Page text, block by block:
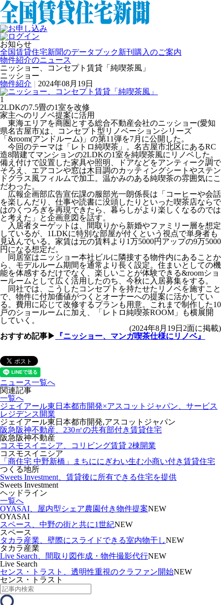
お知らせ
全国賃貸住宅新聞のデータブック新刊購入のご案内
物件紹介のニュース
ニッショー、コンセプト賃貸「純喫茶風」
ニッショー
物件紹介 | 2024年08月19日
1
2LDKの7.5畳の1室を改修
家主へのリノベ提案に活用
東海エリアを商圏とする総合不動産会社のニッショー(愛知
県名古屋市)は、コンセプト型リノベーションシリーズ
「&room(アンドルーム)」の第11弾を7月に公開した。
今回のテーマは「レトロ純喫茶」。名古屋市北区にあるRC
造8階建てマンションの2LDKの1室を純喫茶風にリノベした。
備え付けで設置した家具や照明、ドアなどをアンティーク調で
そろえ、エアコンや窓は木目調のカッティングシートやステン
ドグラス風フィルムで加工。温かみのある純喫茶の雰囲気にこ
だわった。
広報企画部広告宣伝課の服部光一朗係長は「コーヒーや会話
を楽しんだり、仕事や読書に没頭したりといった喫茶店ならで
はのくつろぎを再現できたら、暮らしがより楽しくなるのでは
と考えた」と企画意図を話す。
入居者ターゲットは、間取りから新婚やファミリー層を想定
しているが、1LDKに特別な部屋が付くという視点で単身者も
見込んでいる。家賃は元の賃料より1万5000円アップの9万5000
円になる想定だ。
同居室はニッショー本社ビルに隣接する物件内にあることか
ら、モデルルーム期間を通常より長く設定。住まいとしての機
能を体感するだけでなく、楽しいことが体験できる&roomショ
ールームとして広く活用したのち、今秋に入居募集をする。
同社では、こうしたコンセプトを持たせたリノベを施すこと
で、物件に付加価値がつくとオーナーへの提案に活かしてい
る。費用に応じて改修するプランも用意。これまで制作した10
戸のショールームに加え、「レトロ純喫茶ROOM」も横展開
していく。
(2024年8月19日2面に掲載)
おすすめ記事▶
『ニッショー、マンガ喫茶仕様にリノベ』
ニュース一覧へ
関連記事
一覧へ
ジェイアール東日本都市開発×アスコットジャパン、サービス
レジデンス開業
ジェイアール東日本都市開発,アスコットジャパン
阪急阪神不動産、230㎡の共有部付き賃貸住宅
阪急阪神不動産
コスモスイニシア、コリビング賃貸 2棟開業
コスモスイニシア
「商住宅 中野新橋」まちににぎわい生む小商い付き賃貸住宅
つくる地所
Sweets Investment、賃貸後に所有できる住宅を提供
Sweets Investment
ヘッドライン
一覧へ
OYASAI、屋内型シェア農園付き物件提案NEW
OYASAI
スペース、中野の街と共に1世紀NEW
スペース
タカラ産業、壁際にスライドできる室内物干しNEW
タカラ産業
Live Search、間取り図作成・物件撮影代行NEW
Live Search
センス・トラスト、透明性重視のクラファン開始NEW
センス・トラスト